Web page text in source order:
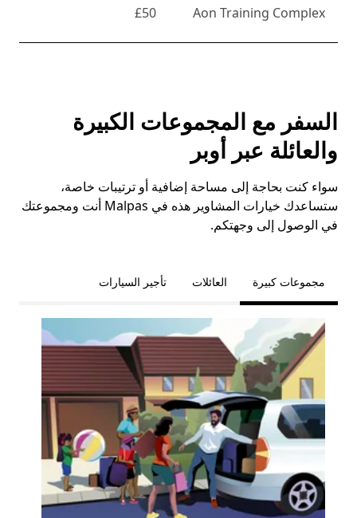
Aon Training Complex
£50
السفر مع المجموعات الكبيرة
والعائلة عبر أوبر
سواء كنت بحاجة إلى مساحة إضافية أو ترتيبات خاصة،
ستساعدك خيارات المشاوير هذه في Malpas أنت ومجموعتك
في الوصول إلى وجهتكم.
مجموعات كبيرة العائلات تأجير السيارات